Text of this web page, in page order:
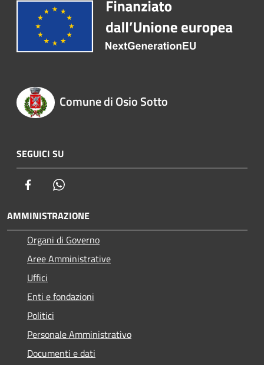
Comune di Osio Sotto
SEGUICI SU
Facebook
AMMINISTRAZIONE
Organi di Governo
Aree Amministrative
Uffici
Enti e fondazioni
Politici
Personale Amministrativo
Documenti e dati